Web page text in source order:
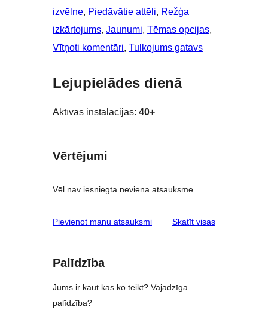
izvēlne, Piedāvātie attēli, Režģa
izkārtojums, Jaunumi, Tēmas opcijas
Vītņoti komentāri, Tulkojums gatavs
Lejupielādes dienā
Aktīvās instalācijas: 40+
Vērtējumi
Vēl nav iesniegta neviena atsauksme.
Pievienot manu atsauksmi Skatīt visasatsauksmes
Palīdzība
Jums ir kaut kas ko teikt? Vajadzīga
palīdzība?